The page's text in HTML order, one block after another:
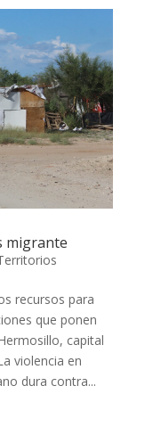
migrante
recursos para
que ponen
capital
violencia en
dura contra...